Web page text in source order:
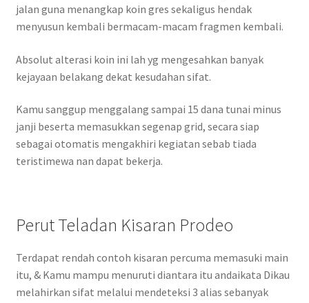
jalan guna menangkap koin gres sekaligus hendak
menyusun kembali bermacam-macam fragmen kembali.
Absolut alterasi koin ini lah yg mengesahkan banyak
kejayaan belakang dekat kesudahan sifat.
Kamu sanggup menggalang sampai 15 dana tunai minus
janji beserta memasukkan segenap grid, secara siap
sebagai otomatis mengakhiri kegiatan sebab tiada
teristimewa nan dapat bekerja.
Perut Teladan Kisaran Prodeo
Terdapat rendah contoh kisaran percuma memasuki main
itu, & Kamu mampu menuruti diantara itu andaikata Dikau
melahirkan sifat melalui mendeteksi 3 alias sebanyak